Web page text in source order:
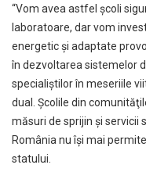
“Vom avea astfel şcoli
laboratoare, dar vom
energetic şi adaptate
în dezvoltarea sistemelor
specialiştilor în meseriile
dual. Şcolile din
măsuri de sprijin şi servicii
România nu îşi mai
statului.